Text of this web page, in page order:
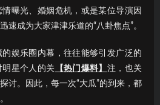
曝光、婚姻危机，或是某位导演因
速成为大家津津乐道的“八卦焦点”。
娱乐圈内幕，往往能够引发广泛的
星个人的关 【热门爆料】 注，也关
讨。因此，每一次“大瓜”的到来，都